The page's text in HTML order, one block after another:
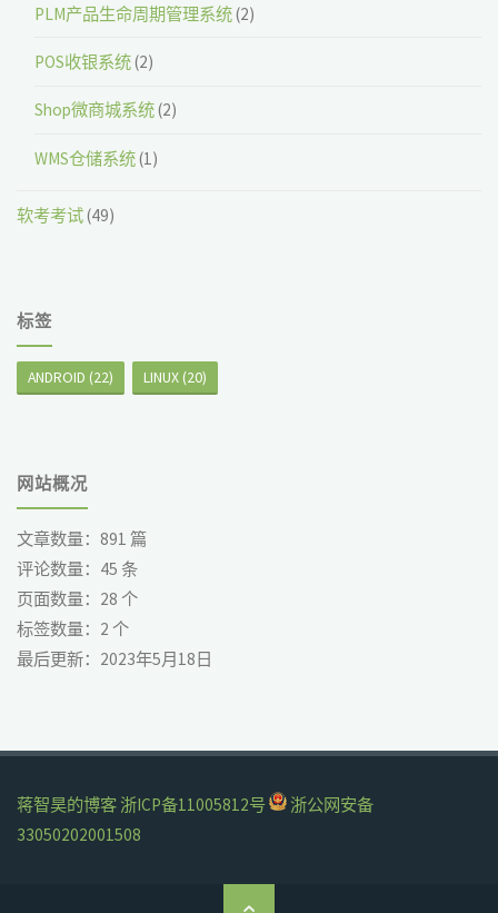
PLM产品生命周期管理系统(2)
POS收银系统(2)
Shop微商城系统(2)
WMS仓储系统(1)
软考考试(49)
标签
ANDROID (22) LINUX (20)
网站概况
文章数量：891 篇
评论数量： 45 条
页面数量： 28 个
标签数量： 2 个
最后更新： 2023年5月18日
蒋智昊的博客 浙ICP备11005812号
浙公网安备
33050202001508
返